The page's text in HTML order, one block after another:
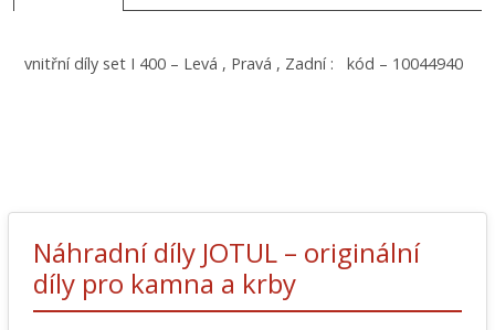
vnitřní díly set I 400 – Levá , Pravá , Zadní : kód – 10044940
Náhradní díly JOTUL – originální
díly pro kamna a krby